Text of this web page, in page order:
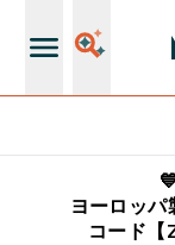
ヨーロッ
コード【